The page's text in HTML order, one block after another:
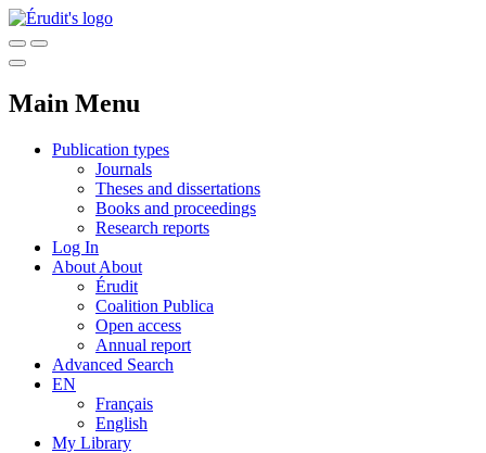
Main Menu
Publication types
Journals
Theses and dissertations
Books and proceedings
Research reports
Log In
About About
Érudit
Coalition Publica
Open access
Annual report
Advanced Search
EN
Français
English
My Library